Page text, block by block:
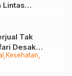
Lintas
Kesehatan
Tak
Desak